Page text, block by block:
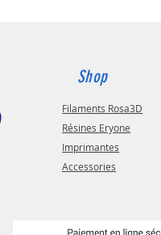
Shop
Filaments Rosa3D
Résines Eryone
Imprimantes
Accessories